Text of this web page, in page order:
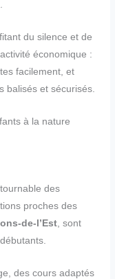
du silence et de
économique :
facilement, et
balisés et sécurisés.
à la nature
des
proches des
de-l’Est , sont
des cours adaptés